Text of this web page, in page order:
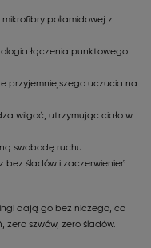
poliamidowej z
łączenia punktowego
przyjemniejszego uczucia na
wilgoć, utrzymując ciało w
swobodę ruchu
bez śladów i zaczerwienień
dają go bez niczego, co
zero szwów, zero śladów.